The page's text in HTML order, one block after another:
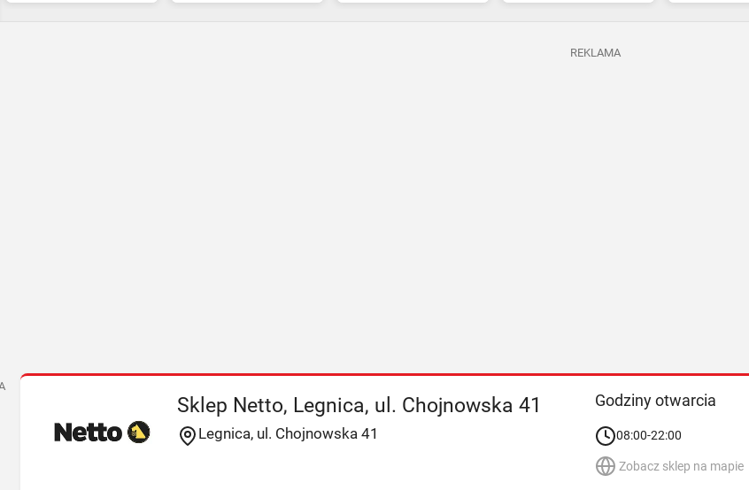
REKLAMA
Sklep Netto, Legnica, ul. Chojnowska 41
Legnica, ul. Chojnowska 41
Godziny otwarcia
08:00-22:00
Zobacz sklep na mapie